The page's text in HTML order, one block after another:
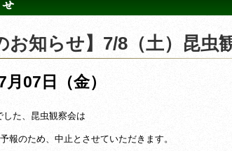
お知らせ】7/8（土）昆
07日（金）
した、昆虫観察会は
報のため、中止とさせていただきます。